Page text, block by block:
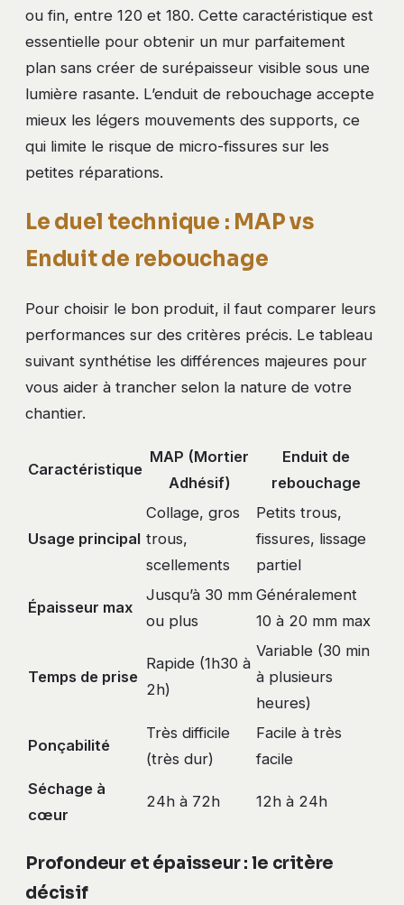
ou fin, entre 120 et 180. Cette caractéristique est
essentielle pour obtenir un mur parfaitement
plan sans créer de surépaisseur visible sous une
lumière rasante. L’enduit de rebouchage accepte
mieux les légers mouvements des supports, ce
qui limite le risque de micro-fissures sur les
petites réparations.
Le duel technique : MAP vs
Enduit de rebouchage
Pour choisir le bon produit, il faut comparer leurs
performances sur des critères précis. Le tableau
suivant synthétise les différences majeures pour
vous aider à trancher selon la nature de votre
chantier.
Caractéristique
MAP (Mortier
Adhésif)
Enduit de
rebouchage
Usage principal
Collage, gros
trous,
scellements
Petits trous,
fissures, lissage
partiel
Épaisseur max
Jusqu’à 30 mm
ou plus
Généralement
10 à 20 mm max
Temps de prise
Rapide (1h30 à
2h)
Variable (30 min
à plusieurs
heures)
Ponçabilité
Très difficile
(très dur)
Facile à très
facile
Séchage à
cœur
24h à 72h 12h à 24h
Profondeur et épaisseur : le critère
décisif